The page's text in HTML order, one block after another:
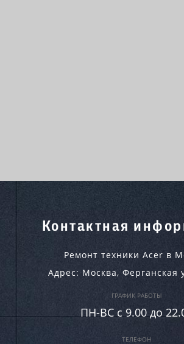
Контактная
Ремонт техники Acer в
Адрес: Москва, Ферганская
ГРАФИК РАБОТЫ
ПН-ВC c 9.00 до
ТЕЛЕФОН